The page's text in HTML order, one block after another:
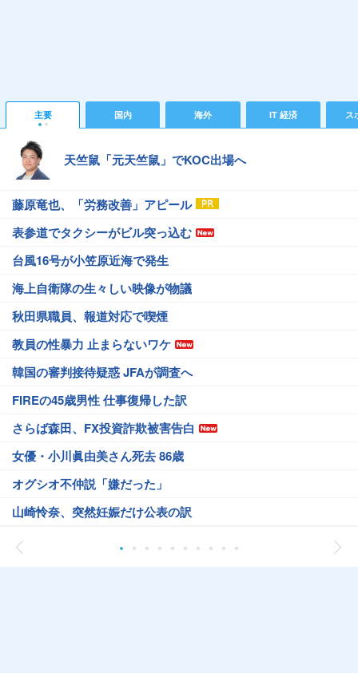
主要 国内 海外 IT 経済 ス
天竺鼠「元天竺鼠」でKOC出場へ
藤原竜也、「労務改善」アピール
表参道でタクシーがビル突っ込む
台風16号が小笠原近海で発生
海上自衛隊の生々しい映像が物議
秋田県職員、報道対応で喫煙
教員の性暴力 止まらないワケ
韓国の審判接待疑惑 JFAが調査へ
FIREの45歳男性 仕事復帰した訳
さらば森田、FX投資詐欺被害告白
女優・小川眞由美さん死去 86歳
オグシオ不仲説「嫌だった」
山崎怜奈、突然妊娠だけ公表の訳